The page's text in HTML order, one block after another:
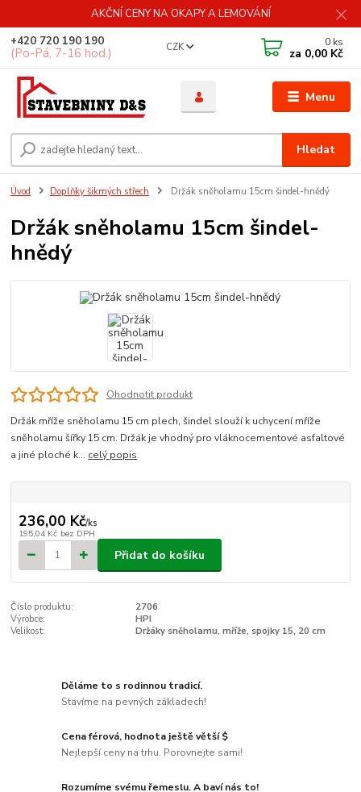
AKČNÍ CENY NA OKAPY A LEMOVÁNÍ
Menu
CZK
Hledat
+420 720 190 190
(Po-Pá, 7-16 hod.)
0 ks
za 0,00 Kč
Úvod Doplňky šikmých střech Držák sněholamu 15cm šindel-hnědý
Držák sněholamu 15cm šindel-
hnědý
Ohodnotit produkt
Držák mříže sněholamu 15 cm plech, šindel slouží k uchycení mříže
sněholamu šířky 15 cm. Držák je vhodný pro vláknocementové asfaltové
a jiné ploché k... celý popis
236,00 Kč/ks
195,04 Kč bez DPH
Přidat do košíku
Číslo produktu:
2706
Výrobce:
HPI
Velikost:
Držáky sněholamu, mříže, spojky 15, 20 cm
Děláme to s rodinnou tradicí.
Stavíme na pevných základech!
Cena férová, hodnota ještě větší $
Nejlepší ceny na trhu. Porovnejte sami!
Rozumíme svému řemeslu. A baví nás to!